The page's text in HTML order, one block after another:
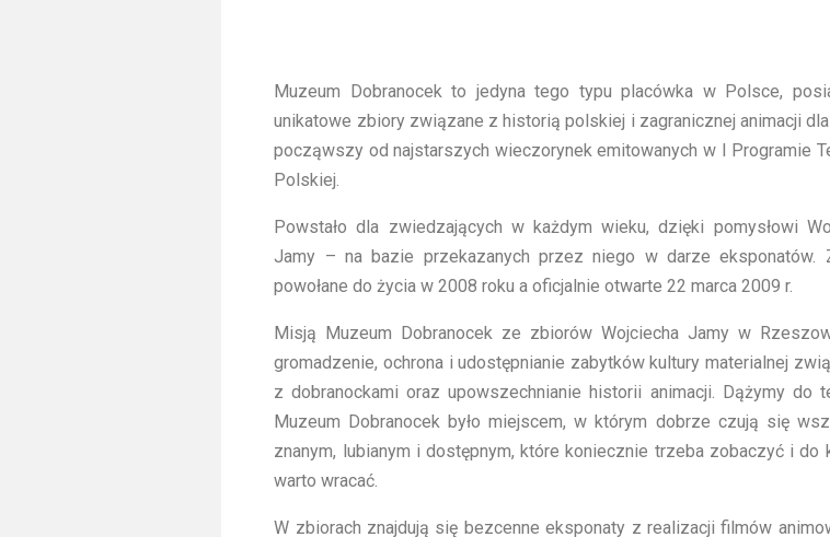
Muzeum Dobranocek to jedyna tego typu placówka w Polsce,
unikatowe zbiory związane z historią polskiej i zagranicznej animacji
począwszy od najstarszych wieczorynek emitowanych w I Programie
Polskiej.
Powstało dla zwiedzających w każdym wieku, dzięki pomysłowi
Jamy – na bazie przekazanych przez niego w darze eksponatów.
powołane do życia w 2008 roku a oficjalnie otwarte 22 marca 2009 r.
Misją Muzeum Dobranocek ze zbiorów Wojciecha Jamy w
gromadzenie, ochrona i udostępnianie zabytków kultury materialnej
z dobranockami oraz upowszechnianie historii animacji. Dążymy do
Muzeum Dobranocek było miejscem, w którym dobrze czują się
znanym, lubianym i dostępnym, które koniecznie trzeba zobaczyć i do
warto wracać.
W zbiorach znajdują się bezcenne eksponaty z realizacji filmów